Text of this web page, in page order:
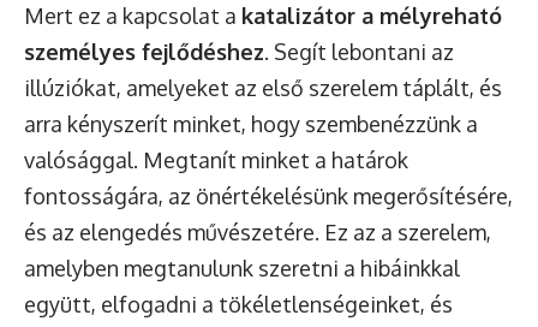
Mert ez a kapcsolat a katalizátor a mélyreható
személyes fejlődéshez. Segít lebontani az
illúziókat, amelyeket az első szerelem táplált, és
arra kényszerít minket, hogy szembenézzünk a
valósággal. Megtanít minket a határok
fontosságára, az önértékelésünk megerősítésére,
és az elengedés művészetére. Ez az a szerelem,
amelyben megtanulunk szeretni a hibáinkkal
együtt, elfogadni a tökéletlenségeinket, és